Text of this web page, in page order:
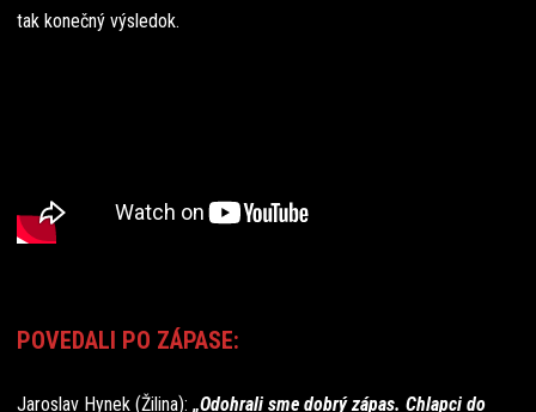
tak konečný výsledok.
POVEDALI PO ZÁPASE:
Jaroslav Hynek (Žilina): „Odohrali sme dobrý zápas. Chlapci do